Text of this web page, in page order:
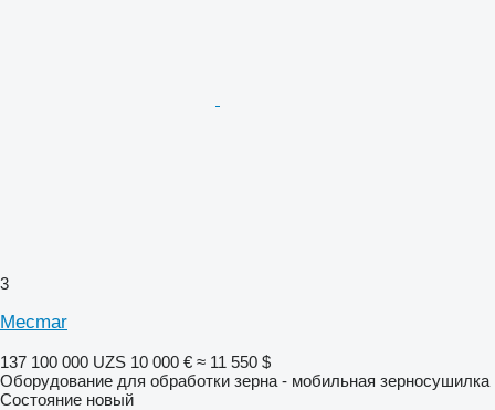
3
Mecmar
137 100 000 UZS 10 000 € ≈ 11 550 $
Оборудование для обработки зерна - мобильная зерносушилка
Состояние новый